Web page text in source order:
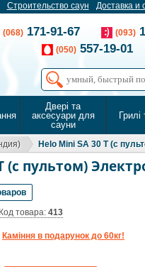
Строительство саун Доставка и
(068) 171-91-67 (093)
(050) 557-19-01
Двері та
аксесуари для
сауни
Грилі
Helo Mini SA 30 T (с
(с пультом)
Код товара: 413
Каміння в подарунок до 60кг!